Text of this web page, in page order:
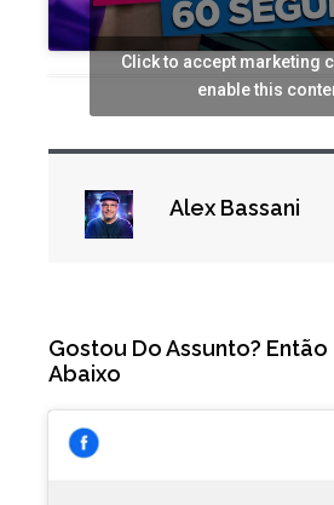
Click to accept marketing
enable this
Alex Bassani
Gostou Do Assunto?
Abaixo